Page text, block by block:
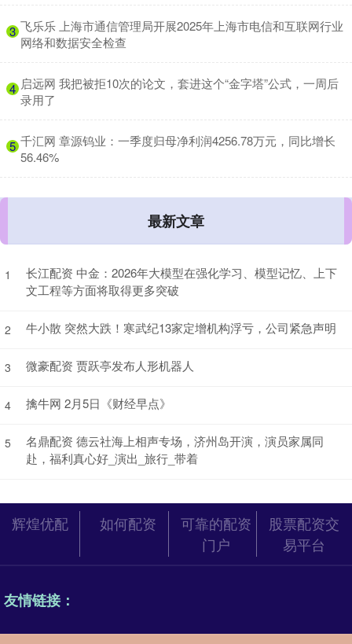
3 ​飞乐乐 上海市通信管理局开展2025年上海市电信和互联网行业
网络和数据安全检查
4 ​启远网 我把被拒10次的论文，套进这个“金字塔”公式，一周后
录用了
5 ​千汇网 章源钨业：一季度归母净利润4256.78万元，同比增长
56.46%
最新文章
1
长江配资 中金：2026年大模型在强化学习、模型记忆、上下
文工程等方面将取得更多突破
2 牛小散 突然大跌！寒武纪13家定增机构浮亏，公司紧急声明
3 微豪配资 贾跃亭发布人形机器人
4 擒牛网 2月5日《财经早点》
5
名鼎配资 德云社海上相声专场，济州岛开演，演员家属同
赴，福利真心好_演出_旅行_带着
辉煌优配 如何配资
可靠的配资
门户
股票配资交
易平台
友情链接：